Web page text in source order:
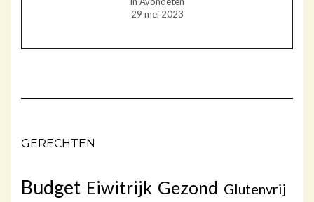
29 mei 2023
GERECHTEN
Budget Eiwitrijk Gezond Glutenvrij